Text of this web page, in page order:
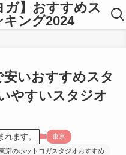
ガ】おすすめス
ング2024
いおすすめスタ
やすいスタジオ
ます。
東京
京のホットヨガスタジオおすすめ